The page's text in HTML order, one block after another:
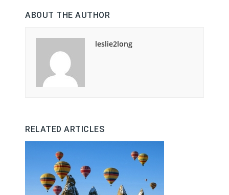
ABOUT THE AUTHOR
leslie2long
RELATED ARTICLES